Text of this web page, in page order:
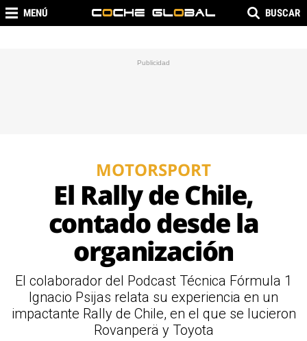
MENÚ BUSCAR
MOTORSPORT
El Rally de Chile,
contado desde la
organización
El colaborador del Podcast Técnica Fórmula 1
Ignacio Psijas relata su experiencia en un
impactante Rally de Chile, en el que se lucieron
Rovanperä y Toyota